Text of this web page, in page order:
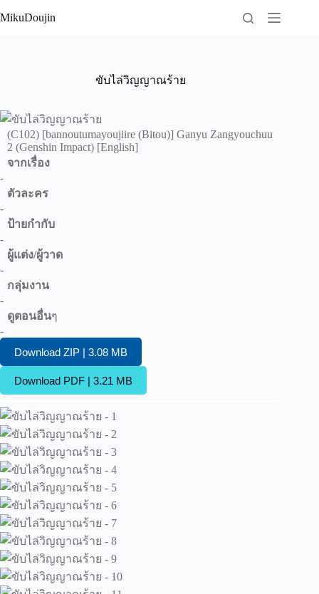
to
MikuDoujin
ขับไล่วิญญาณร้าย
(C102) [bannoutumayoujiire (Bitou)] Ganyu Zangyouchuu
2 (Genshin Impact) [English]
จากเรื่อง
-
ตัวละคร
-
ป้ายกำกับ
-
ผู้แต่ง/ผู้วาด
-
กลุ่มงาน
-
ดูตอนอื่นๆ
-
Download ZIP | 3.08 MB
Download PDF | 3.21 MB